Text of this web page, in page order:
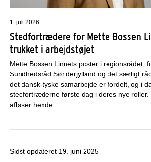
1. juli 2026
Stedfortrædere for Mette Bossen
trukket i arbejdstøjet
Mette Bossen Linnets poster i regionsrådet,
Sundhedsråd Sønderjylland og det særligt
det dansk-tyske samarbejde er fordelt, og i
stedfortræderne første dag i deres nye roller.
afløser hende.
Sidst opdateret 19. juni 2025